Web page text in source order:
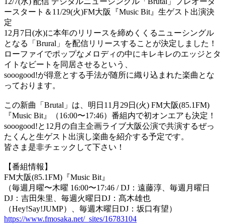
ースタート＆11/29(火)FM大阪『Music Bit』生ゲスト出演決
定
12月7日(水)に本年のリリースを締めくくるニューシングル
となる「Brural」を配信リリースすることが決定しました！
ローファイでポップなメロディの中にキレキレのエッジとタ
イトなビートを同居させるという、
sooogood!が得意とする手法が随所に織り込まれた楽曲とな
っております。
この新曲「Brutal」は、明日11月29日(火) FM大阪(85.1FM)
『Music Bit』（16:00〜17:46）番組内で初オンエアも決定！
sooogood!と12月の自主企画ライブ大阪公演で共演するぜっ
たくんと生ゲスト出演し楽曲を紹介する予定です。
皆さま是非チェックして下さい！
【番組情報】
FM大阪(85.1FM)『Music Bit』
（毎週月曜〜木曜 16:00〜17:46 / DJ：遠藤淳、毎週月曜日
DJ：吉田朱里、毎週火曜日DJ：髙木雄也
（Hey!Say!JUMP）、毎週木曜日DJ：坂口有望）
https://www.fmosaka.net/_sites/16783104